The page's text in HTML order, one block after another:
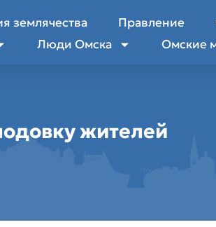
землячества Правление
Люди Омска Омские
жителей